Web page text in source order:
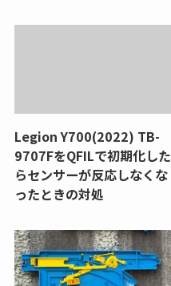
Legion Y700(2022) TB-
9707FをQFILで初期化した
らセンサーが反応しなくな
ったときの対処